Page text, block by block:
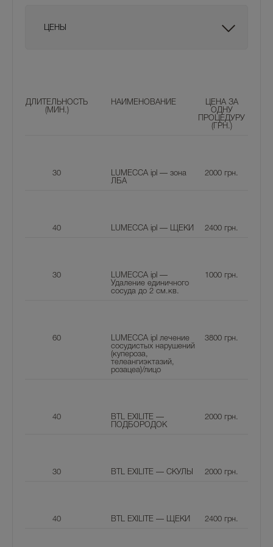
ЦЕНЫ
ДЛИТЕЛЬНОСТЬ
(МИН.)
НАИМЕНОВАНИЕ
ЦЕНА ЗА
ОДНУ
ПРОЦЕДУРУ
(ГРН.)
30
LUMECCA ipl — зона
ЛБА
2000 грн.
40 LUMECCA ipl — ЩЕКИ 2400 грн.
30
LUMECCA ipl —
Удаление единичного
сосуда до 2 см.кв.
1000 грн.
60
LUMECCA ipl лечение
сосудистых нарушений
(купероза,
телеангиэктазий,
розацеа)/лицо
3800 грн.
40
BTL EXILITE —
ПОДБОРОДОК
2000 грн.
30 BTL EXILITE — СКУЛЫ 2000 грн.
40 BTL EXILITE — ЩЕКИ 2400 грн.